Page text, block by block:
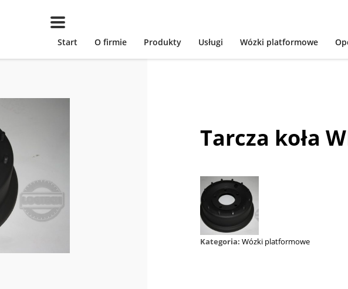
Start O firmie Produkty Usługi Wózki platformowe
Tarcza koła
Kategoria: Wózki platformowe